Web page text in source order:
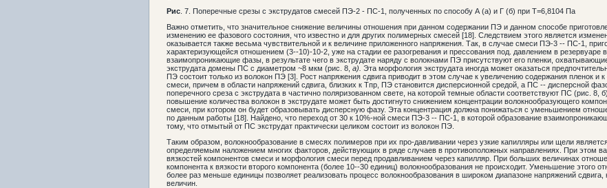
Рис . 7. Поперечные срезы с экструдатов смесей ПЭ-2 - ПС-1, полученных по способу А (а) и Г (б) при Т=6,8104 Па
Важно отметить, что значительное снижение величины отношения при данном содержании ПЭ и данном способе
изменению ее фазового состояния, что известно и для других полимерных смесей [18]. Следствием этого является
оказывается также весьма чувствительной и к величине приложенного напряжения. Так, в случае смеси ПЭ-3 -- ПС-1,
характеризующейся отношением (3--10)-10-2, уже на стадии ее разогревания и прессования под. давлением в резервуаре
взаимопроникающие фазы, в результате чего в экструдате наряду с волокнами ПЭ присутствуют его пленки,
экструдата домены ПС с диаметром ~8 мкм (рис. 8, а). Эта морфология экструдата иногда может оказаться
ПЭ состоит только из волокон ПЭ [3]. Рост напряжения сдвига приводит в этом случае к увеличению содержания пленок и
смеси, причем в области напряжений сдвига, близких к Тпр, ПЭ становится дисперсионной средой, а ПС -- дисперсной
поперечного среза с экструдата в частично поляризованном свете, на которой темные области соответствуют ПС (рис. 8,
повышение количества волокон в экструдате может быть достигнуто снижением концентрации волокнообразующего
смеси, при котором он будет образовывать дисперсную фазу. Эта концентрация должна понижаться с уменьшением
по данным работы [18]. Найдено, что переход от 30 к 10%-ной смеси ПЭ-3 -- ПС-1, в которой образование
тому, что отмытый от ПС экструдат практически целиком состоит из волокон ПЭ.
Таким образом, волокнообразование в смесях полимеров при их про-давливании через узкие капилляры или щели
определяемым наложением многих факторов, действующих в ряде случаев в противоположных направлениях. При этом
вязкостей компонентов смеси и морфология смеси перед продавливанием через капилляр. При больших величинах
компонента к вязкости второго компонента (более 10--30 единиц) волокнообразования не происходит. Уменьшение этого
более раз меньше единицы позволяет реализовать процесс волокнообразования в широком диапазоне напряжений
величин.